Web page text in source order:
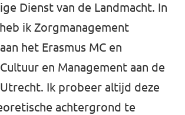
Dienst van de Landmacht. In
ik Zorgmanagement
het Erasmus MC en
en Management aan de
Ik probeer altijd deze
achtergrond te